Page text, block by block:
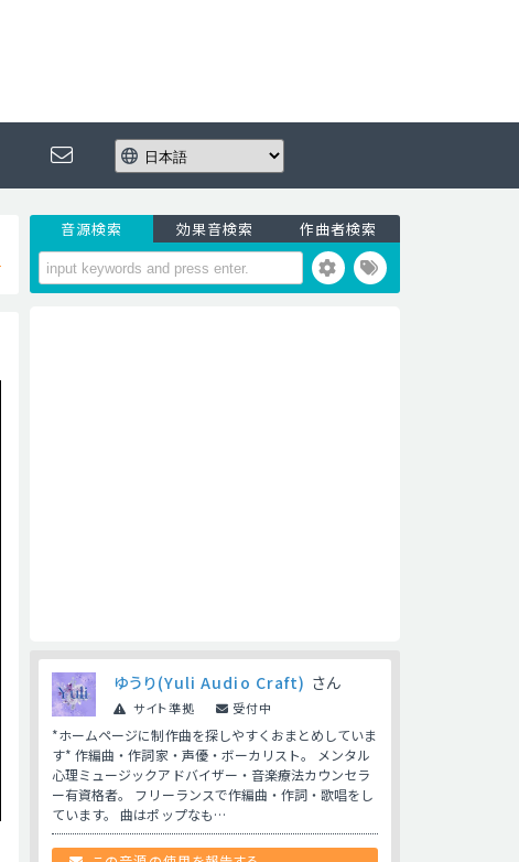
音源検索 効果音検索 作曲者検索
ゆうり(Yuli Audio Craft) さん
サイト準拠 受付中
*ホームページに制作曲を探しやすくおまとめしていま
す* 作編曲・作詞家・声優・ボーカリスト。 メンタル
心理ミュージックアドバイザー・音楽療法カウンセラ
ー有資格者。 フリーランスで作編曲・作詞・歌唱をし
ています。 曲はポップなも…